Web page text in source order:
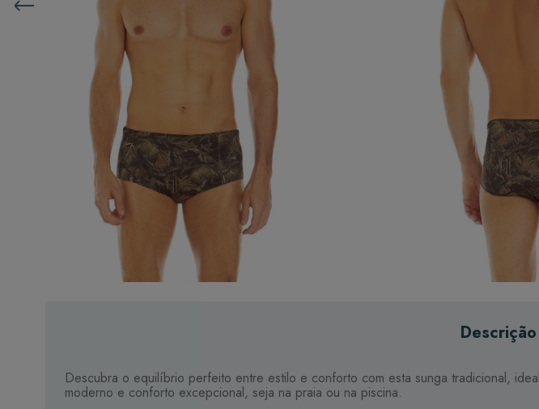
Descubra o equilíbrio perfeito entre estilo e conforto com esta sunga tradicional,
moderno e conforto excepcional, seja na praia ou na piscina.